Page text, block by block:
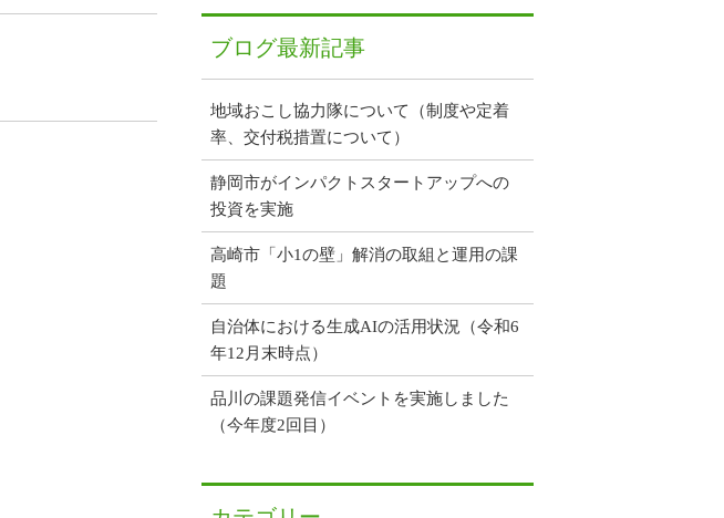
ブログ最新記事
地域おこし協力隊について（制度や定着
率、交付税措置について）
静岡市がインパクトスタートアップへの
投資を実施
高崎市「小1の壁」解消の取組と運用の課
題
自治体における生成AIの活用状況（令和6
年12月末時点）
品川の課題発信イベントを実施しました
（今年度2回目）